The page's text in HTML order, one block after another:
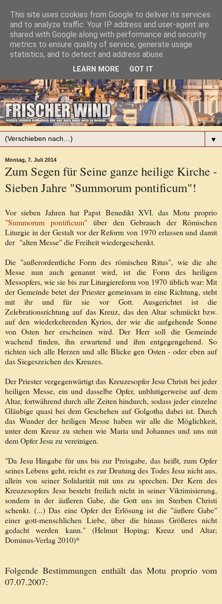
▼
Montag, 7. Juli 2014
Zum Segen für Seine ganze heilige Kirche -
Sieben Jahre "Summorum pontificum"!
Vor sieben Jahren hat Papst Benedikt XVI. das Motu proprio
"Summorum pontificum" über den Gebrauch der Römischen
Liturgie in der Gestalt vor der Reform von 1970 erlassen und damit
der "alten Messe" die Freiheit wiedergeschenkt.
Die "außerordentliche Form des römischen Ritus", wie die alte
Messe nun auch genannt wird, ist die Form des heiligen
Messopfers, wie sie bis zur Liturgiereform von 1970 üblich war: Mit
der Gemeinde betet der Priester gemeinsam in eine Richtung, steht
mit ihr und für sie vor Gott. Ausgerichtet ist die
Zelebrationsrichtung auf das Kreuz, das den Altar schmückt bzw.
auf den wiederkehrenden Kyrios, der wie die aufgehende Sonne
von Osten her erscheinen wird. Der Herr soll die Gemeinde
wachend finden, ihn erwartend und ihm entgegengehend. So
richten sich alle Herzen und alle Blicke gen Osten - oder eben auf
das Siegeszeichen des Kreuzes.
Der Priester vergegenwärtigt das Kreuzesopfer Jesu Christi bei jeder
heiligen Messe, ein und dasselbe Opfer, unblutigerweise auf dem
Altar, fortwährend durch alle Zeiten hindurch, sodass jeder einzelne
Gläubige quasi bei dem Geschehen auf Golgotha dabei ist. Durch
das Wunder der heiligen Messe haben wir alle die Möglichkeit,
unter dem Kreuz zu stehen wie Maria und Johannes und uns mit
dem Opfer Jesu zu vereinigen.
"Da Jesu Hingabe für uns bis zur Preisgabe, das heißt, zum Opfer
seines Lebens geht, reicht es zur Deutung des Todes Jesu nicht aus,
allein von seiner Solidarität mit uns zu sprechen. Der Kern des
Kreuzesopfers Jesu besteht freilich nicht in seiner Viktimisierung,
sondern in der äußeren Gabe, die Gott uns im Sterben Christi
schenkt. (...) Das eine Opfer der Erlösung ist die "äußere Gabe"
einer gott-menschlichen Liebe, über die hinaus Größeres nicht
gedacht werden kann." (Helmut Hoping; Kreuz und Altar;
Dominus-Verlag 2010)*
Folgende Bestimmungen enthält das Motu proprio vom
07.07.2007:
This site uses cookies from Google to deliver its services
and to analyze traffic. Your IP address and user-agent are
shared with Google along with performance and security
metrics to ensure quality of service, generate usage
statistics, and to detect and address abuse.
LEARN MORE GOT IT